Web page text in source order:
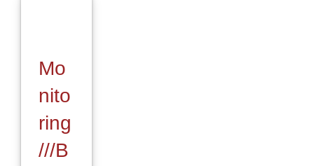
Mo
nito
ring
///B